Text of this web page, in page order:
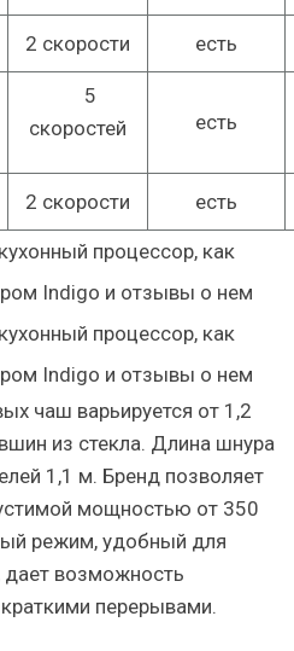
2 скорости есть
5
скоростей
есть
2 скорости есть
чаш варьируется от 1,2
из стекла. Длина шнура
1,1 м. Бренд позволяет
мощностью от 350
режим, удобный для
дает возможность
перерывами.